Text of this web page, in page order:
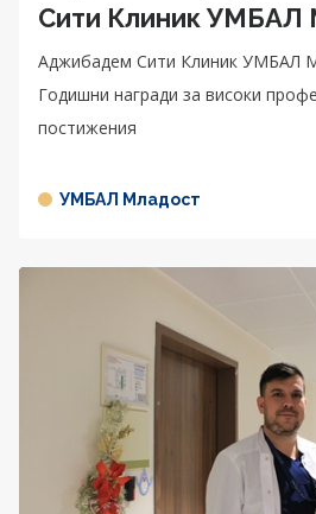
Сити Клиник УМБАЛ
Аджибадем Сити Клиник УМБАЛ
Годишни награди за високи
постижения
УМБАЛ Младост